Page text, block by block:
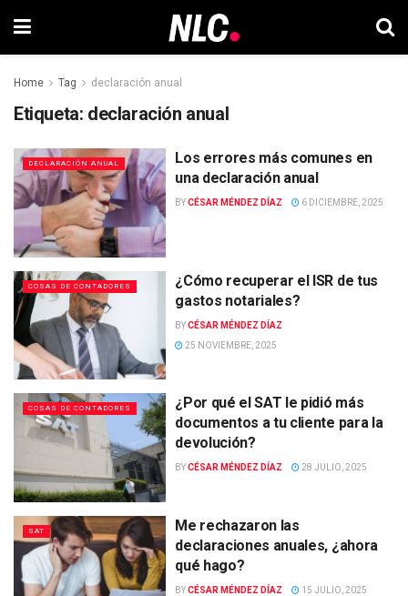
Home Tag declaración anual
Etiqueta: declaración anual
DECLARACIÓN ANUAL
Los errores más comunes en
una declaración anual
BYCÉSAR MÉNDEZ DÍAZ 6 DICIEMBRE, 2025
COSAS DE CONTADORES
¿Cómo recuperar el ISR de tus
gastos notariales?
BYCÉSAR MÉNDEZ DÍAZ
25 NOVIEMBRE, 2025
COSAS DE CONTADORES
¿Por qué el SAT le pidió más
documentos a tu cliente para la
devolución?
BYCÉSAR MÉNDEZ DÍAZ 28 JULIO, 2025
SAT
Me rechazaron las
declaraciones anuales, ¿ahora
qué hago?
BYCÉSAR MÉNDEZ DÍAZ 15 JULIO, 2025